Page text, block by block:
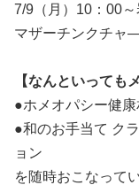
7/9（月）10：00
マザーチンクチャ
【なんといっても
●ホメオパシー健康
●和のお手当て ク
ョン
を随時おこなって